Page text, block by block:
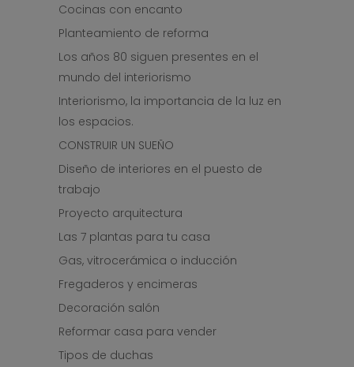
Cocinas con encanto
Planteamiento de reforma
Los años 80 siguen presentes en el
mundo del interiorismo
Interiorismo, la importancia de la luz en
los espacios.
CONSTRUIR UN SUEÑO
Diseño de interiores en el puesto de
trabajo
Proyecto arquitectura
Las 7 plantas para tu casa
Gas, vitrocerámica o inducción
Fregaderos y encimeras
Decoración salón
Reformar casa para vender
Tipos de duchas